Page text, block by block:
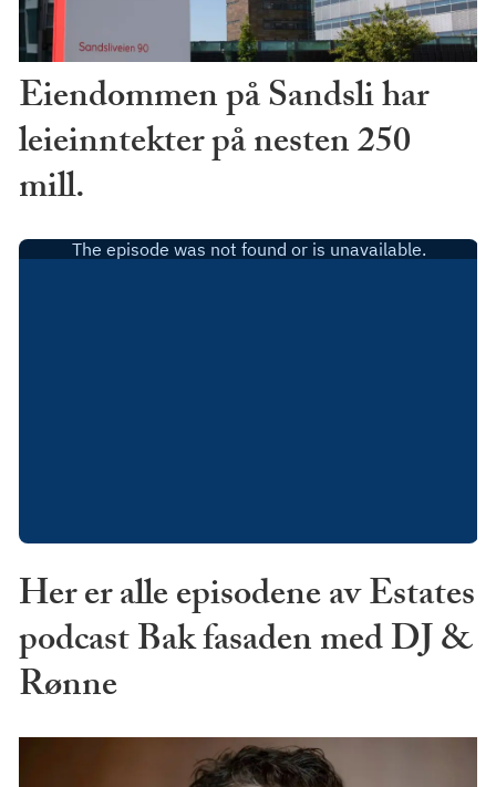
Eiendommen på Sandsli har
leieinntekter på nesten 250
mill.
Her er alle episodene av Estates
podcast Bak fasaden med DJ &
Rønne